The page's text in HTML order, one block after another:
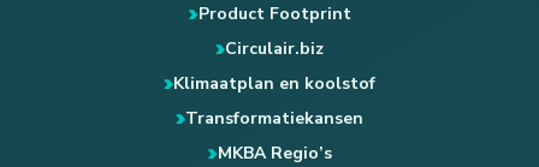
Product Footprint
Circulair.biz
Klimaatplan en koolstof
Transformatiekansen
MKBA Regio’s